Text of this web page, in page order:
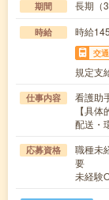
期間 長期（
時給 時給
交
規定支
仕事内容
看護助
【具
配送・
応募資格
職種未
要
未経験